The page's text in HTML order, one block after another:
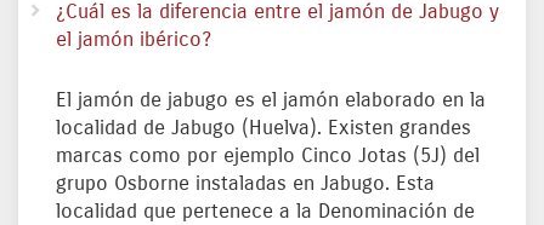
¿Cuál es la diferencia entre el jamón de Jabugo y
el jamón ibérico?
El jamón de jabugo es el jamón elaborado en la
localidad de Jabugo (Huelva). Existen grandes
marcas como por ejemplo Cinco Jotas (5J) del
grupo Osborne instaladas en Jabugo. Esta
localidad que pertenece a la Denominación de